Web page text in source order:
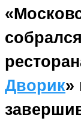
Дворик»